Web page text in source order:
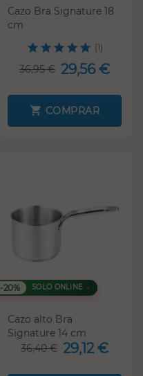
Cazo Bra Signature 18
cm
(1)
36,95 € 29,56 €
COMPRAR
-20% SOLO ONLINE
Cazo alto Bra
Signature 14 cm
36,40 € 29,12 €